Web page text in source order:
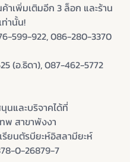
าเพิ่มเติมอีก 3 ล็อก และร้าน
านั้น!
599-922, 086-280-3370
(อ.ธิดา), 087-462-5772
นและบริจาคได้ที่
พ สาขาพังงา
ยนตัรบียะห์อิสลามียะห์
0-26879-7